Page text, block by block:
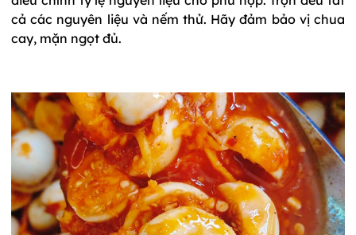
cả các nguyên liệu và nếm thử. Hãy đảm bảo vị chua
cay, mặn ngọt đủ.